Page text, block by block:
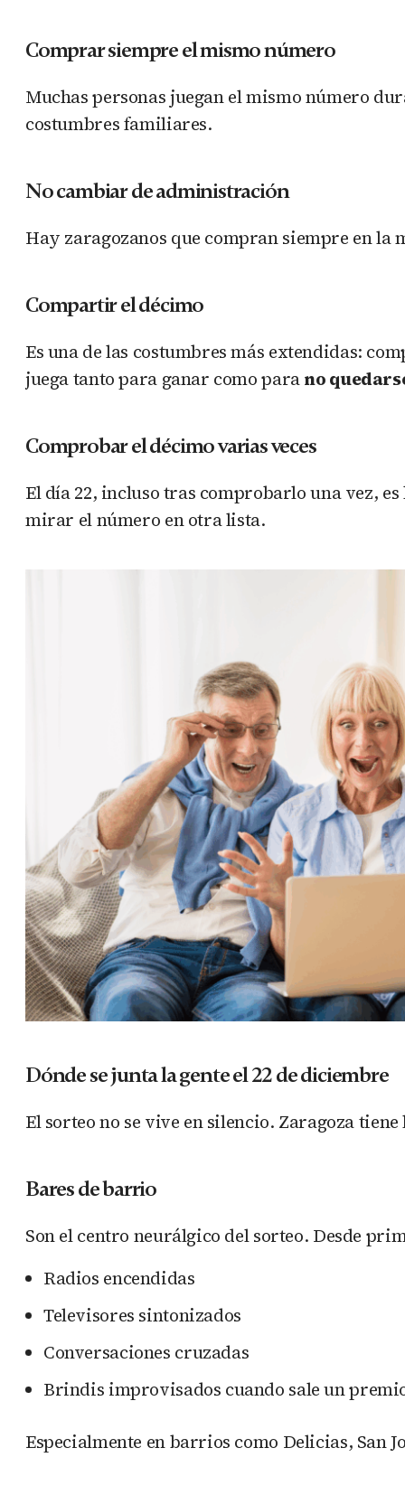
Comprar siempre el mismo número
Muchas personas juegan el mismo número
costumbres familiares.
No cambiar de administración
Hay zaragozanos que compran siempre en
Compartir el décimo
Es una de las costumbres más extendidas:
juega tanto para ganar como parano
Comprobar el décimo varias veces
El día 22, incluso tras comprobarlo una vez,
mirar el número en otra lista.
Dónde se junta la gente el 22 de diciembre
El sorteo no se vive en silencio. Zaragoza
Bares de barrio
Son el centro neurálgico del sorteo. Desde
Radios encendidas
Televisores sintonizados
Conversaciones cruzadas
Brindis improvisados cuando sale un
Especialmente en barrios como Delicias, San